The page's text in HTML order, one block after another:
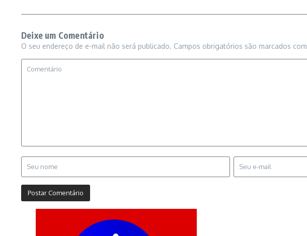
Deixe um Comentário
O seu endereço de e-mail não será publicado. Campos obrigatórios são marcados com